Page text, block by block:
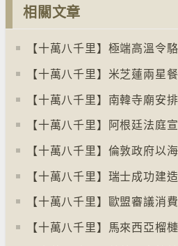
相關文章
【十萬八千里】倫敦政府以
【十萬八千里】瑞士成功建
【十萬八千里】馬來西亞榴